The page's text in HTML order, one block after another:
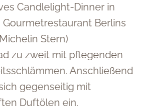
Candlelight-Dinner in
Gourmetrestaurant Berlins
Stern)
zu zweit mit pflegenden
Anschließend
gegenseitig mit
Duftölen ein.